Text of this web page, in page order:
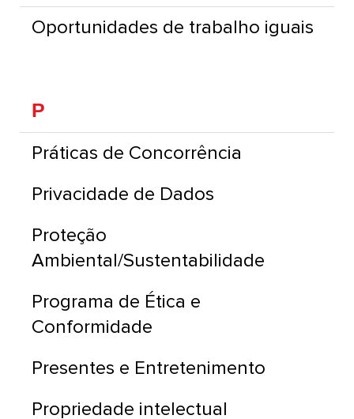
Oportunidades de trabalho iguais
P
Práticas de Concorrência
Privacidade de Dados
Proteção
Ambiental/Sustentabilidade
Programa de Ética e
Conformidade
Presentes e Entretenimento
Propriedade intelectual